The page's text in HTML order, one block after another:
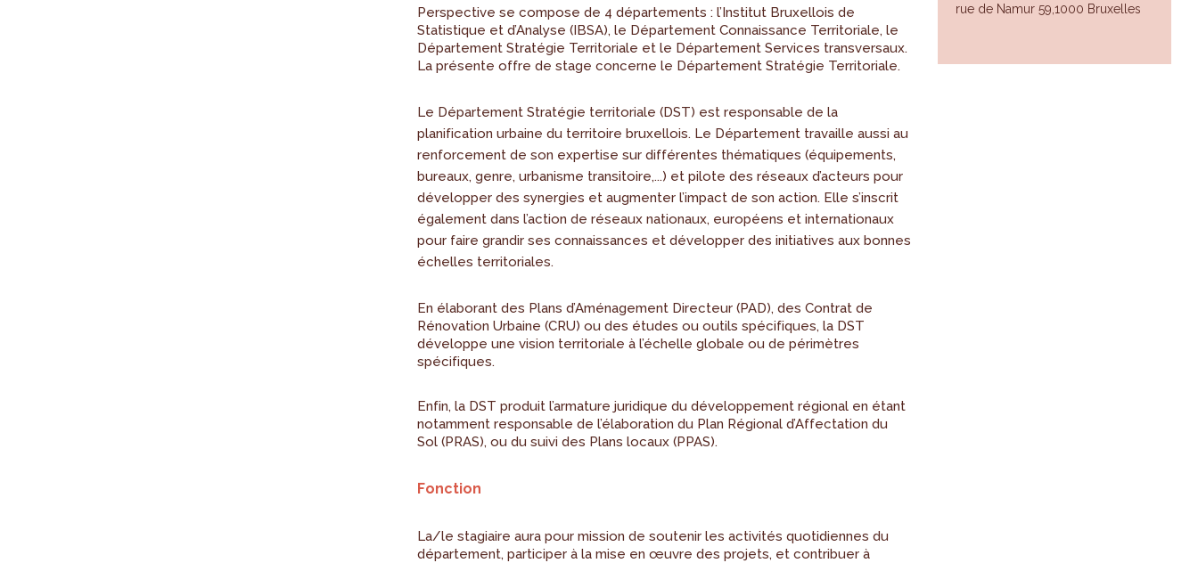
Perspective se compose de 4 départements : l’Institut Bruxellois de
Statistique et d’Analyse (IBSA), le Département Connaissance Territoriale, le
Département Stratégie Territoriale et le Département Services transversaux.
La présente offre de stage concerne le Département Stratégie Territoriale.
Le Département Stratégie territoriale (DST) est responsable de la
planification urbaine du territoire bruxellois. Le Département travaille aussi au
renforcement de son expertise sur différentes thématiques (équipements,
bureaux, genre, urbanisme transitoire,...) et pilote des réseaux d’acteurs pour
développer des synergies et augmenter l’impact de son action. Elle s’inscrit
également dans l’action de réseaux nationaux, européens et internationaux
pour faire grandir ses connaissances et développer des initiatives aux bonnes
échelles territoriales.
En élaborant des Plans d’Aménagement Directeur (PAD), des Contrat de
Rénovation Urbaine (CRU) ou des études ou outils spécifiques, la DST
développe une vision territoriale à l’échelle globale ou de périmètres
spécifiques.
Enfin, la DST produit l’armature juridique du développement régional en étant
notamment responsable de l’élaboration du Plan Régional d’Affectation du
Sol (PRAS), ou du suivi des Plans locaux (PPAS).
Fonction
La/le stagiaire aura pour mission de soutenir les activités quotidiennes du
département, participer à la mise en œuvre des projets, et contribuer à
rue de Namur 59,1000 Bruxelles